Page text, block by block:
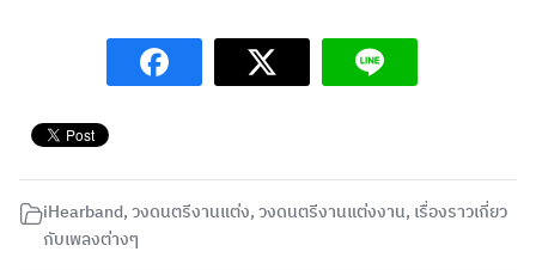
iHearband,วงดนตรีงานแต่ง,วงดนตรีงานแต่งงาน, เรื่องราวเกี่ยว
กับเพลงต่างๆ